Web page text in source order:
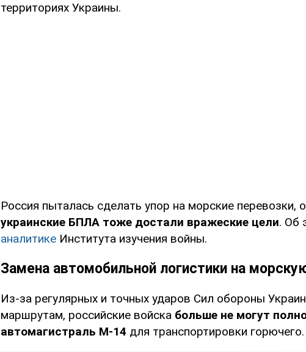
территориях Украины.
Россия пыталась сделать упор на морские перевозки,
украинские БПЛА тоже достали вражеские цели. Об
аналитике Института изучения войны.
Замена автомобильной логистики на
Из-за регулярных и точных ударов Сил обороны
маршрутам, российские войска больше не могут
автомагистраль М-14 для транспортировки горючего.